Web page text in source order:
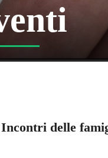
Incontri delle